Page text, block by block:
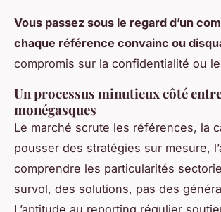
Vous passez sous le regard d’un
chaque référence convainc ou
compromis sur la confidentialité ou
Un processus minutieux côté
monégasques
Le marché scrute les références, la
pousser des stratégies sur mesure,
comprendre les particularités
survol, des solutions, pas des
L’aptitude au reporting régulier